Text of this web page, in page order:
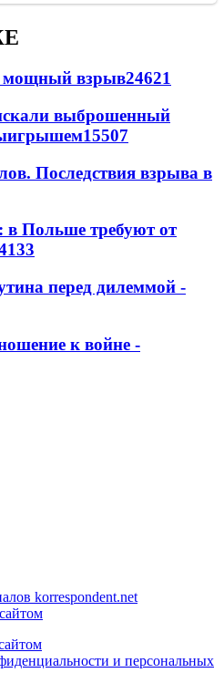
мощный взрыв24621
выброшенный
15507
Последствия взрыва в
в Польше требуют от
перед дилеммой -
к войне -
korrespondent.net
и персональных